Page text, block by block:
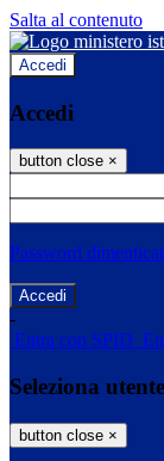
Salta al contenuto
Accedi
Accedi
button close ×
Password
-
Entra con SPID
Seleziona utente
button close ×